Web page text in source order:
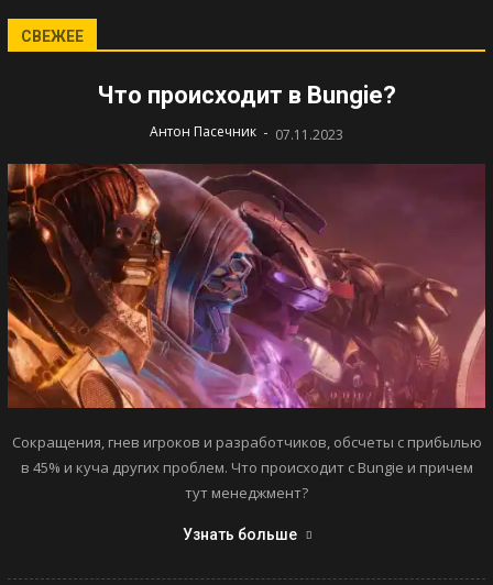
СВЕЖЕЕ
Что происходит в Bungie?
Антон Пасечник - 07.11.2023
Сокращения, гнев игроков и разработчиков, обсчеты с прибылью
в 45% и куча других проблем. Что происходит с Bungie и причем
тут менеджмент?
Узнать больше